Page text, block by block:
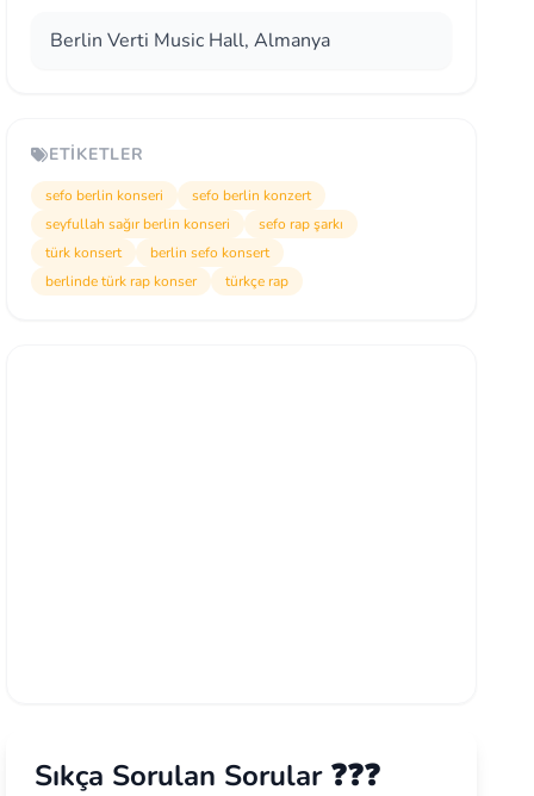
Berlin Verti Music Hall, Almanya
ETIKETLER
sefo berlin konseri
sefo berlin konzert
seyfullah sağır berlin konseri
sefo rap şarkı
türk konsert
berlin sefo konsert
berlinde türk rap konser
türkçe rap
Sıkça Sorulan Sorular ❓❓❓